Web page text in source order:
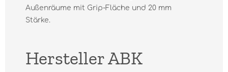
Außenräume mit Grip-Fläche und 20 mm
Stärke.
Hersteller ABK